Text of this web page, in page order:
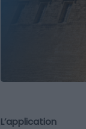
L’application